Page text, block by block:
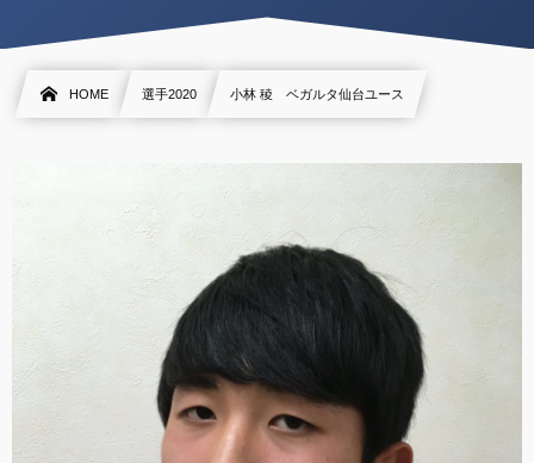
HOME 選手2020 小林 稜 ベガルタ仙台ユース